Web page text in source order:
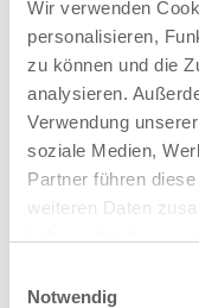
Wir verwenden
personalisieren,
zu können und die
analysieren.
Verwendung
soziale Medien,
Partner führen
weiteren Daten
Notwendig
Beste
Karriere.